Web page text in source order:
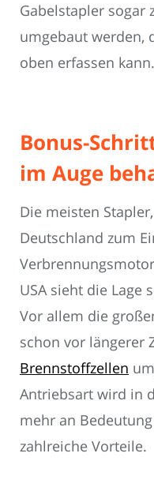
Gabelstapler sogar
umgebaut werden,
oben erfassen kann.
Bonus-
im Auge
Die meisten
Deutschland zum
USA sieht die Lage
Vor allem die
schon vor längerer
Brennstoffzellen
Antriebsart wird in
mehr an
zahlreiche Vorteile.